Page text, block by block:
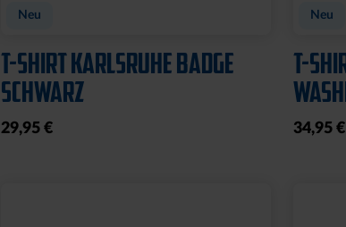
Neu
T-SHIRT KARLSRUHE BADGE
SCHWARZ
29,95 €
Neu
T-
34,95 €